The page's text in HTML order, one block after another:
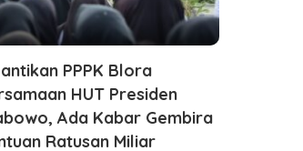
PPPK Blora
HUT Presiden
Ada Kabar Gembira
Ratusan Miliar